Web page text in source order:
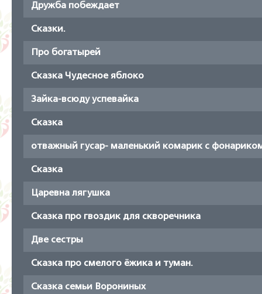
Дружба побеждает
Сказки.
Про богатырей
Сказка Чудесное яблоко
Зайка-всюду успевайка
Сказка
отважный гусар- маленький комарик с
Сказка
Царевна лягушка
Сказка про гвоздик для скворечника
Две сестры
Сказка про смелого ёжика и туман.
Сказка семьи Ворониных